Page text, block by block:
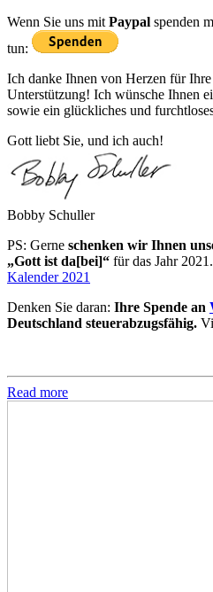
Wenn Sie uns mit Paypal spenden
tun:
Ich danke Ihnen von Herzen für
Unterstützung! Ich wünsche Ihnen
sowie ein glückliches und
Gott liebt Sie, und ich auch!
Bobby Schuller
PS: Gerne schenken wir Ihnen
„Gott ist da[bei]“ für das Jahr
Kalender 2021
Denken Sie daran: Ihre Spende an
Deutschland steuerabzugsfähig.
Read more